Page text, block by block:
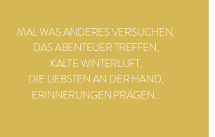
MAL WAS ANDERES VERSUCHEN,
DAS ABENTEUER TREFFEN,
KALTE WINTERLUFT,
DIE LIEBSTEN AN DER HAND,
ERINNERUNGEN PRÄGEN...